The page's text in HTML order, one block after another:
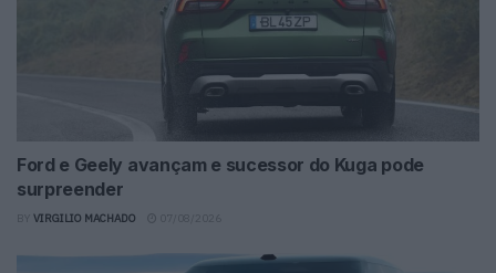
Ford e Geely avançam e sucessor do Kuga pode
surpreender
VIRGILIO MACHADO